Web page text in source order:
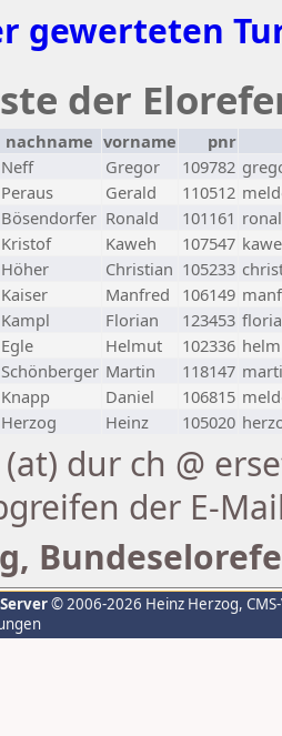
gewerteten
der
nachname vorname
pnr
Neff Gregor 109782
Peraus Gerald 110512
Bösendorfer Ronald 101161
Kristof Kaweh 107547
Höher Christian 105233
Kaiser Manfred 106149
Kampl Florian 123453
Egle Helmut 102336
Schönberger Martin 118147
Knapp Daniel 106815
Herzog Heinz 105020
dur ch @
der E-
© 2006-2026 Heinz Herzog,